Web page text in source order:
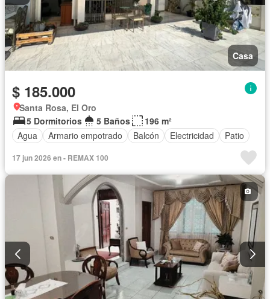
Casa
$ 185.000
Santa Rosa, El Oro
5 Dormitorios
5 Baños
196 m²
Agua
Armario empotrado Balcón Electricidad Patio
17 jun 2026 en - REMAX 100